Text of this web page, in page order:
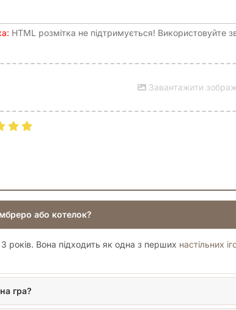
HTML розмітка не підтримується! Використовуйте
Завантажити
або котелок?
років. Вона підходить як одна з перших настільних
гра?